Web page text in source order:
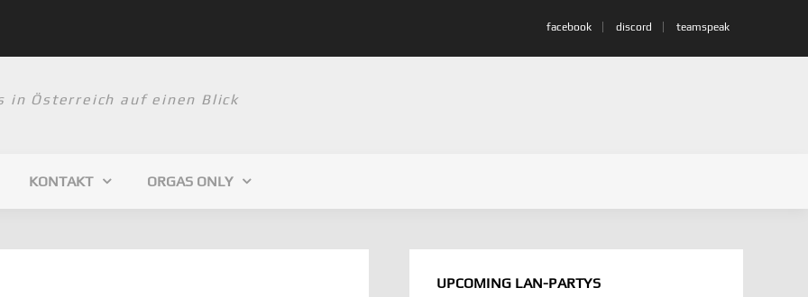
facebook discord teamspeak
in Österreich auf einen Blick
KONTAKT ORGAS ONLY
UPCOMING LAN-PARTYS